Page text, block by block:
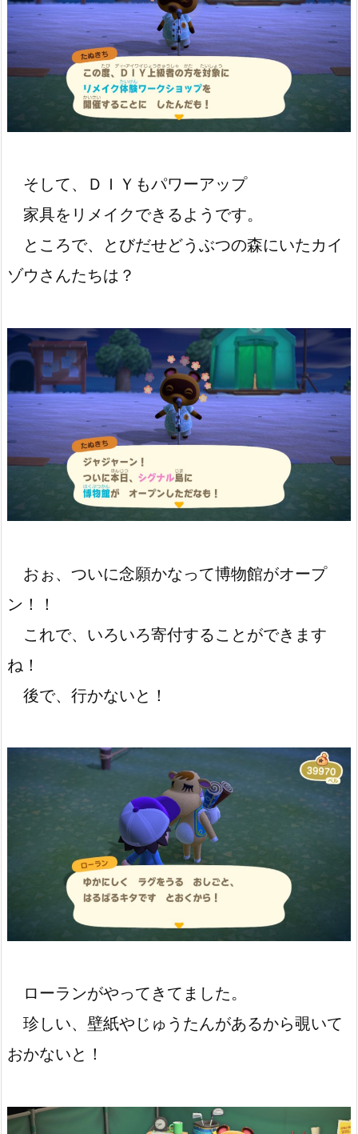
そして、ＤＩＹもパワーアップ
家具をリメイクできるようです。
ところで、とびだせどうぶつの森にいたカイ
ゾウさんたちは？
おぉ、ついに念願かなって博物館がオープ
ン！！
これで、いろいろ寄付することができます
ね！
後で、行かないと！
ローランがやってきてました。
珍しい、壁紙やじゅうたんがあるから覗いて
おかないと！